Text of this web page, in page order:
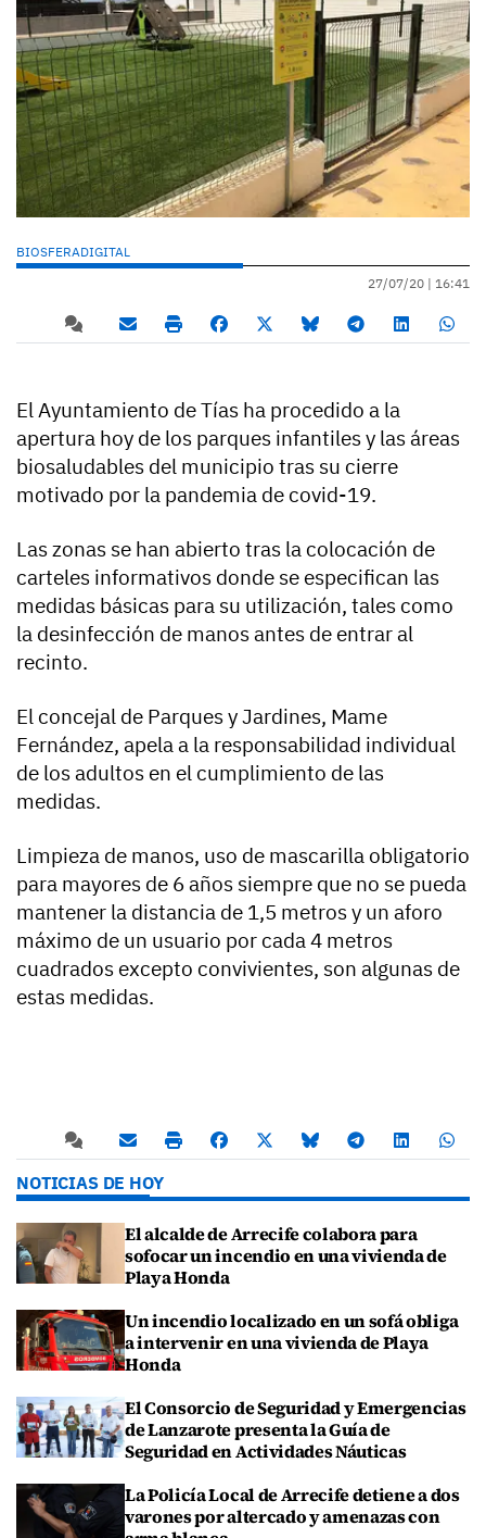
BIOSFERADIGITAL
27/07/20 | 16:41
El Ayuntamiento de Tías ha procedido a la
apertura hoy de los parques infantiles y las áreas
biosaludables del municipio tras su cierre
motivado por la pandemia de covid-19.
Las zonas se han abierto tras la colocación de
carteles informativos donde se especifican las
medidas básicas para su utilización, tales como
la desinfección de manos antes de entrar al
recinto.
El concejal de Parques y Jardines, Mame
Fernández, apela a la responsabilidad individual
de los adultos en el cumplimiento de las
medidas.
Limpieza de manos, uso de mascarilla obligatorio
para mayores de 6 años siempre que no se pueda
mantener la distancia de 1,5 metros y un aforo
máximo de un usuario por cada 4 metros
cuadrados excepto convivientes, son algunas de
estas medidas.
NOTICIAS DE HOY
El alcalde de Arrecife colabora para
sofocar un incendio en una vivienda de
Playa Honda
Un incendio localizado en un sofá obliga
a intervenir en una vivienda de Playa
Honda
El Consorcio de Seguridad y Emergencias
de Lanzarote presenta la Guía de
Seguridad en Actividades Náuticas
La Policía Local de Arrecife detiene a dos
varones por altercado y amenazas con